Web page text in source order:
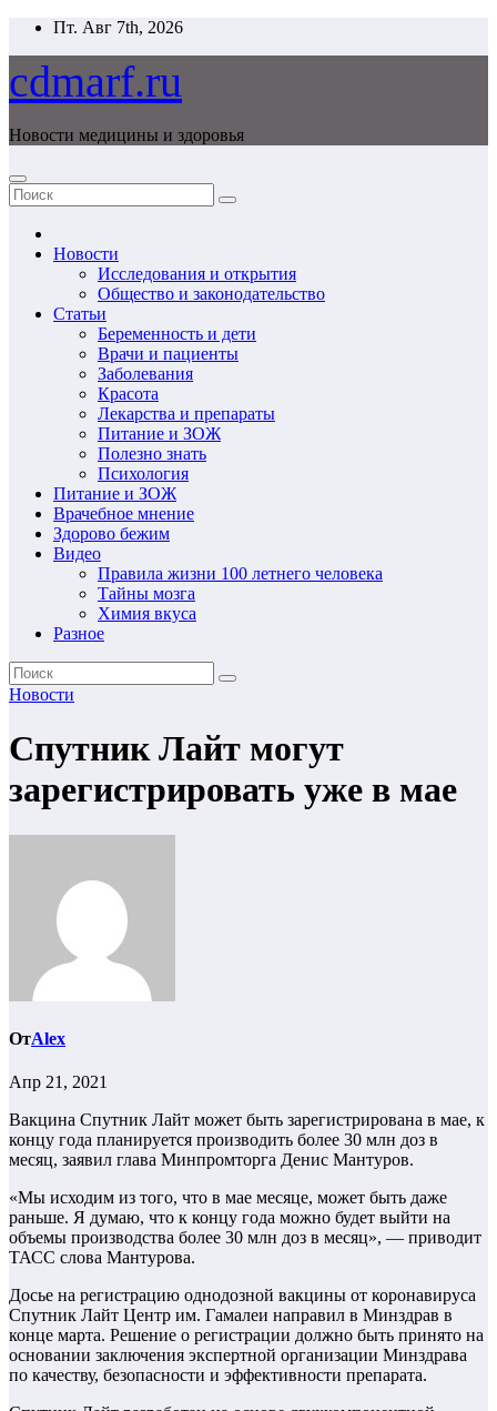
Перейти
содержимому
Пт. Авг 7th, 2026
cdmarf.ru
Новости медицины и здоровья
Новости
Исследования и открытия
Общество и законодательство
Статьи
Беременность и дети
Врачи и пациенты
Заболевания
Красота
Лекарства и препараты
Питание и ЗОЖ
Полезно знать
Психология
Питание и ЗОЖ
Врачебное мнение
Здорово бежим
Видео
Правила жизни 100 летнего человека
Тайны мозга
Химия вкуса
Разное
Новости
Спутник Лайт могут
зарегистрировать уже в мае
ОтAlex
Апр 21, 2021
Вакцина Спутник Лайт может быть зарегистрирована в мае, к
концу года планируется производить более 30 млн доз в
месяц, заявил глава Минпромторга Денис Мантуров.
«Мы исходим из того, что в мае месяце, может быть даже
раньше. Я думаю, что к концу года можно будет выйти на
объемы производства более 30 млн доз в месяц», — приводит
ТАСС слова Мантурова.
Досье на регистрацию однодозной вакцины от коронавируса
Спутник Лайт Центр им. Гамалеи направил в Минздрав в
конце марта. Решение о регистрации должно быть принято на
основании заключения экспертной организации Минздрава
по качеству, безопасности и эффективности препарата.